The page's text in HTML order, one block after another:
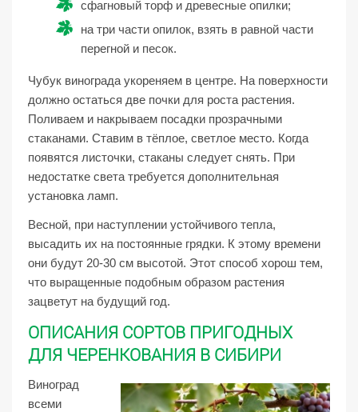
сфагновый торф и древесные опилки;
на три части опилок, взять в равной части
перегной и песок.
Чубук винограда укореняем в центре. На поверхности
должно остаться две почки для роста растения.
Поливаем и накрываем посадки прозрачными
стаканами. Ставим в тёплое, светлое место. Когда
появятся листочки, стаканы следует снять. При
недостатке света требуется дополнительная
установка ламп.
Весной, при наступлении устойчивого тепла,
высадить их на постоянные грядки. К этому времени
они будут 20-30 см высотой. Этот способ хорош тем,
что выращенные подобным образом растения
зацветут на будущий год.
ОПИСАНИЯ СОРТОВ ПРИГОДНЫХ
ДЛЯ ЧЕРЕНКОВАНИЯ В СИБИРИ
Виноград
всеми